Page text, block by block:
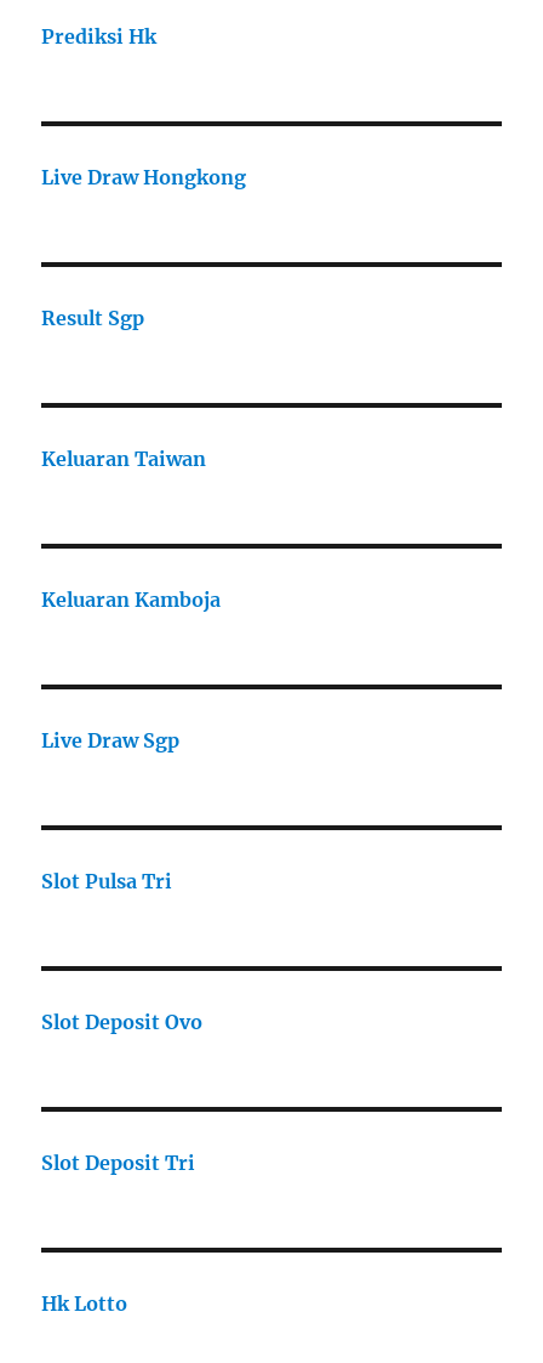
Prediksi Hk
Live Draw Hongkong
Result Sgp
Keluaran Taiwan
Keluaran Kamboja
Live Draw Sgp
Slot Pulsa Tri
Slot Deposit Ovo
Slot Deposit Tri
Hk Lotto